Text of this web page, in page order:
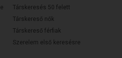
Társkeresés 50 felett
Társkereső nők
Társkereső férfiak
Szerelem első keresésre